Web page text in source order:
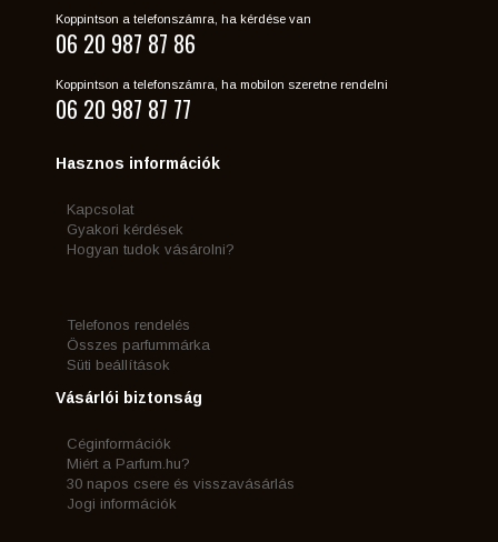
Koppintson a telefonszámra, ha kérdése van
06 20 987 87 86
Koppintson a telefonszámra, ha mobilon szeretne rendelni
06 20 987 87 77
Hasznos információk
Kapcsolat
Gyakori kérdések
Hogyan tudok vásárolni?
Telefonos rendelés
Összes parfummárka
Süti beállítások
Vásárlói biztonság
Céginformációk
Miért a Parfum.hu?
30 napos csere és visszavásárlás
Jogi információk